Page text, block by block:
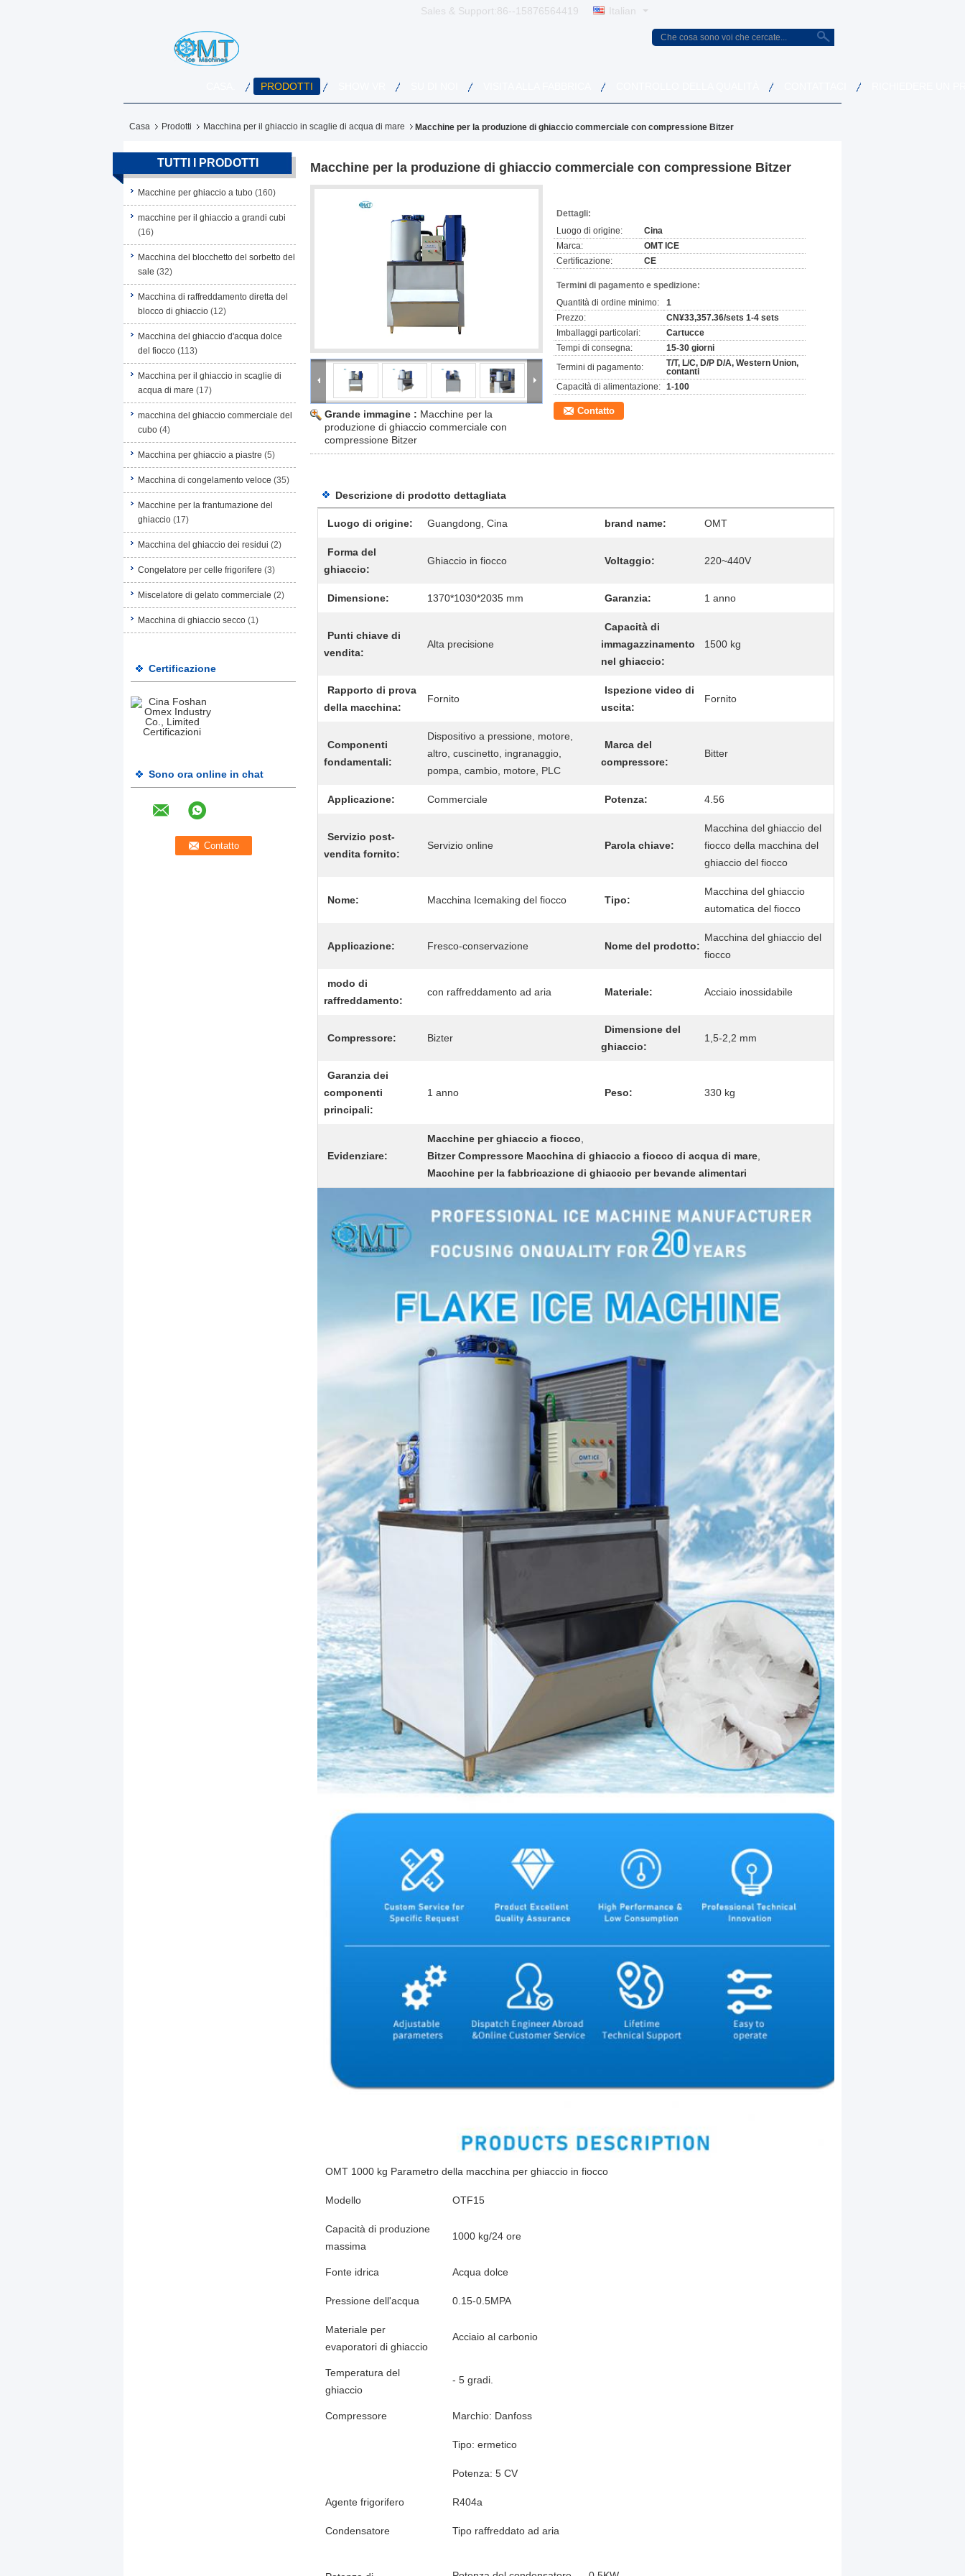
Sales & Support: 86--15876564419 Italian
PRODOTTI
Casa Prodotti Macchina per il ghiaccio in scaglie di acqua di mare Macchine per la produzione di ghiaccio commerciale con compressione Bitzer
TUTTI I PRODOTTI
Macchine per ghiaccio a tubo (160)
macchine per il ghiaccio a grandi cubi
(16)
Macchina del blocchetto del sorbetto del
sale (32)
Macchina di raffreddamento diretta del
blocco di ghiaccio (12)
Macchina del ghiaccio d'acqua dolce
del fiocco (113)
Macchina per il ghiaccio in scaglie di
acqua di mare (17)
macchina del ghiaccio commerciale del
cubo (4)
Macchina per ghiaccio a piastre (5)
Macchina di congelamento veloce (35)
Macchine per la frantumazione del
ghiaccio (17)
Macchina del ghiaccio dei residui (2)
Congelatore per celle frigorifere (3)
Miscelatore di gelato commerciale (2)
Macchina di ghiaccio secco (1)
Certificazione
Sono ora online in chat
Macchine per la produzione di ghiaccio commerciale con compressione Bitzer
Grande immagine : Macchine per la
produzione di ghiaccio commerciale con
compressione Bitzer
Dettagli:
Luogo di origine:
Cina
Marca:
OMT ICE
Certificazione:
CE
Termini di pagamento e spedizione:
Quantità di ordine minimo:
1
Prezzo:
CN¥33,357.36/sets 1-4 sets
Imballaggi particolari:
Cartucce
Tempi di consegna:
15-30 giorni
Termini di pagamento:
T/T, L/C, D/P D/A, Western Union,
contanti
Capacità di alimentazione: 1-100
Contatto
Descrizione di prodotto dettagliata
Luogo di origine: Guangdong, Cina brand name: OMT
Forma del
ghiaccio:
Ghiaccio in fiocco Voltaggio: 220~440V
Dimensione: 1370*1030*2035 mm Garanzia: 1 anno
Punti chiave di
vendita:
Alta precisione
Capacità di
immagazzinamento
nel ghiaccio:
1500 kg
Rapporto di prova
della macchina:
Fornito
Ispezione video di
uscita:
Fornito
Componenti
fondamentali:
Dispositivo a pressione, motore,
altro, cuscinetto, ingranaggio,
pompa, cambio, motore, PLC
Marca del
compressore:
Bitter
Applicazione: Commerciale Potenza: 4.56
Servizio post-
vendita fornito:
Servizio online Parola chiave:
Macchina del ghiaccio del
fiocco della macchina del
ghiaccio del fiocco
Nome: Macchina Icemaking del fiocco Tipo:
Macchina del ghiaccio
automatica del fiocco
Applicazione: Fresco-conservazione Nome del prodotto:
Macchina del ghiaccio del
fiocco
modo di
raffreddamento:
con raffreddamento ad aria Materiale: Acciaio inossidabile
Compressore: Bizter
Dimensione del
ghiaccio:
1,5-2,2 mm
Garanzia dei
componenti
principali:
1 anno Peso: 330 kg
Evidenziare:
Macchine per ghiaccio a fiocco
Bitzer Compressore Macchina di ghiaccio a fiocco di acqua di mare
Macchine per la fabbricazione di ghiaccio per bevande alimentari
OMT 1000 kg Parametro della macchina per ghiaccio in fiocco
Modello OTF15
Capacità di produzione
massima
1000 kg/24 ore
Fonte idrica Acqua dolce
Pressione dell'acqua 0.15-0.5MPA
Materiale per
evaporatori di ghiaccio
Acciaio al carbonio
Temperatura del
ghiaccio
- 5 gradi.
Compressore Marchio: Danfoss
Tipo: ermetico
Potenza: 5 CV
Agente frigorifero R404a
Condensatore Tipo raffreddato ad aria